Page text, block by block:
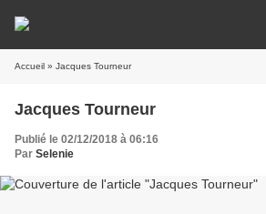
Accueil » Jacques Tourneur
Jacques Tourneur
Publié le 02/12/2018 à 06:16
Par Selenie